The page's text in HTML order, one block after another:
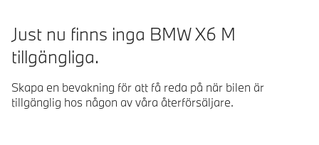
Just nu finns inga BMW X6 M
tillgängliga.
Skapa en bevakning för att få reda på när bilen är
tillgänglig hos någon av våra återförsäljare.